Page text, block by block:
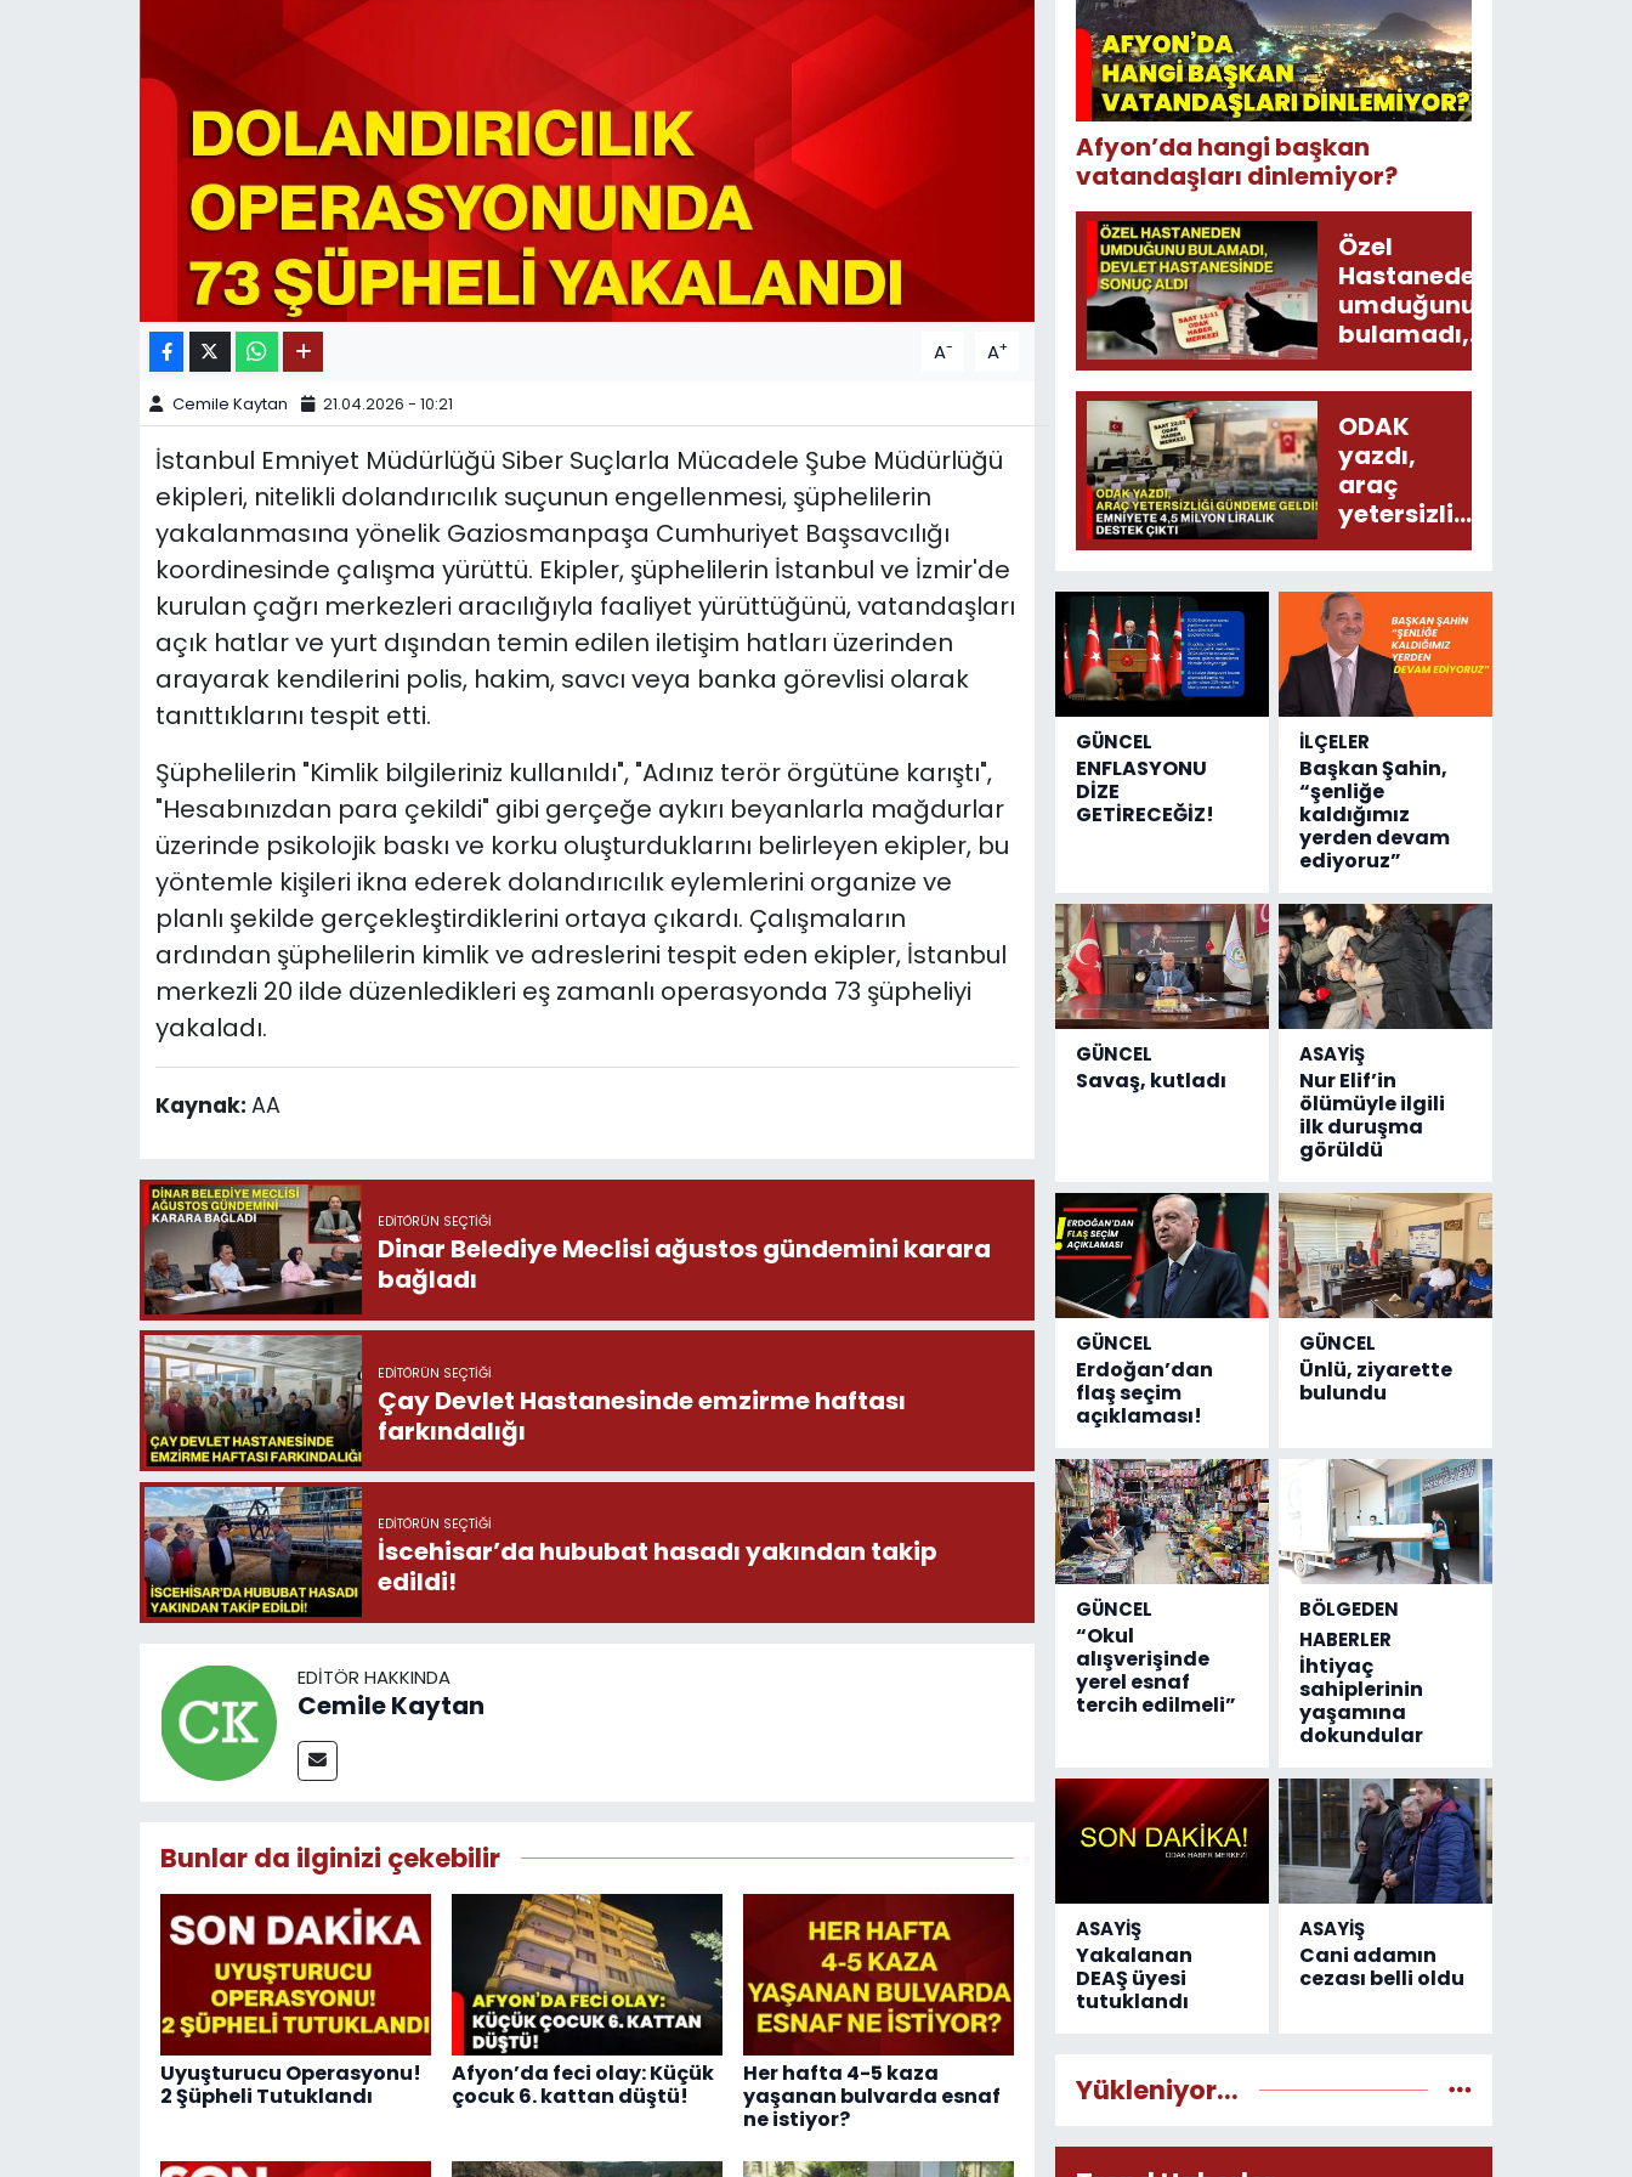
A- A+
Cemile Kaytan 21.04.2026 - 10:21
İstanbul Emniyet Müdürlüğü Siber Suçlarla Mücadele Şube Müdürlüğü
ekipleri, nitelikli dolandırıcılık suçunun engellenmesi, şüphelilerin
yakalanmasına yönelik Gaziosmanpaşa Cumhuriyet Başsavcılığı
koordinesinde çalışma yürüttü. Ekipler, şüphelilerin İstanbul ve İzmir'de
kurulan çağrı merkezleri aracılığıyla faaliyet yürüttüğünü, vatandaşları
açık hatlar ve yurt dışından temin edilen iletişim hatları üzerinden
arayarak kendilerini polis, hakim, savcı veya banka görevlisi olarak
tanıttıklarını tespit etti.
Şüphelilerin "Kimlik bilgileriniz kullanıldı", "Adınız terör örgütüne karıştı",
"Hesabınızdan para çekildi" gibi gerçeğe aykırı beyanlarla mağdurlar
üzerinde psikolojik baskı ve korku oluşturduklarını belirleyen ekipler, bu
yöntemle kişileri ikna ederek dolandırıcılık eylemlerini organize ve
planlı şekilde gerçekleştirdiklerini ortaya çıkardı. Çalışmaların
ardından şüphelilerin kimlik ve adreslerini tespit eden ekipler, İstanbul
merkezli 20 ilde düzenledikleri eş zamanlı operasyonda 73 şüpheliyi
yakaladı.
Kaynak: AA
EDITÖRÜN SEÇTIĞI
Dinar Belediye Meclisi ağustos gündemini karara
bağladı
EDITÖRÜN SEÇTIĞI
Çay Devlet Hastanesinde emzirme haftası
farkındalığı
EDITÖRÜN SEÇTIĞI
İscehisar’da hububat hasadı yakından takip
edildi!
EDITÖR HAKKINDA
Cemile Kaytan
Bunlar da ilginizi çekebilir
Uyuşturucu Operasyonu!
2 Şüpheli Tutuklandı
Afyon’da feci olay: Küçük
çocuk 6. kattan düştü!
Her hafta 4-5 kaza
yaşanan bulvarda esnaf
ne istiyor?
Afyon’da hangi başkan
vatandaşları dinlemiyor?
Özel
Hastaneden
umduğunu
bulamadı,
Devlet
Hastanesinde
sonuç aldı
ODAK
yazdı,
araç
yetersizliği
gündeme
Emniyete
4,5 milyon
liralık
destek
çıktı
GÜNCEL
ENFLASYONU
DİZE
GETİRECEĞİZ!
İLÇELER
Başkan Şahin,
“şenliğe
kaldığımız
yerden devam
ediyoruz”
GÜNCEL
Savaş, kutladı
ASAYİŞ
Nur Elif’in
ölümüyle ilgili
ilk duruşma
görüldü
GÜNCEL
Erdoğan’dan
flaş seçim
açıklaması!
GÜNCEL
Ünlü, ziyarette
bulundu
GÜNCEL
“Okul
alışverişinde
yerel esnaf
tercih edilmeli”
BÖLGEDEN
HABERLER
İhtiyaç
sahiplerinin
yaşamına
dokundular
ASAYİŞ
Yakalanan
DEAŞ üyesi
tutuklandı
ASAYİŞ
Cani adamın
cezası belli oldu
Yükleniyor...
11:11 MANŞET